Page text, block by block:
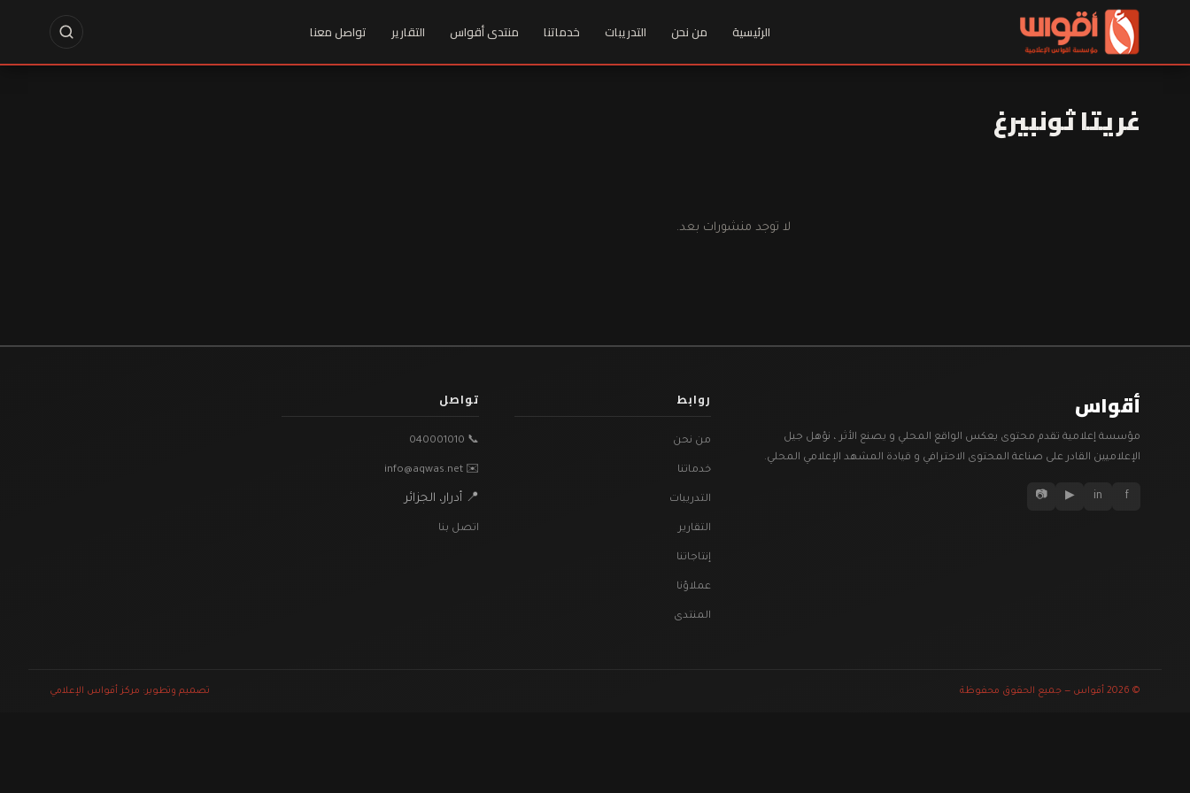
الرئيسية من نحن التدريبات خدماتنا منتدى أقواس التقارير تواصل معنا
غريتا ثونبيرغ
لا توجد منشورات بعد.
أقواس
مؤسسة إعلامية تقدم محتوى يعكس الواقع المحلي و يصنع الأثر ، نؤهل جيل
الإعلاميين القادر على صناعة المحتوى الاحترافي و قيادة المشهد الإعلامي المحلي.
f
in
▶
📷
روابط
من نحن
خدماتنا
التدريبات
التقارير
إنتاجاتنا
عملاؤنا
المنتدى
تواصل
📞 040001010
✉️ info@aqwas.net
📍 أدرار، الجزائر
اتصل بنا
© 2026 أقواس — جميع الحقوق محفوظة تصميم وتطوير: مركز أقواس الإعلامي